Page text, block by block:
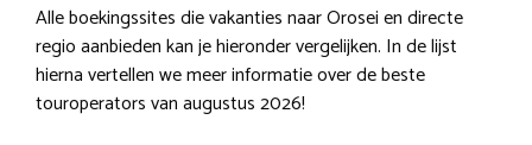
Alle boekingssites die vakanties naar Orosei en directe
regio aanbieden kan je hieronder vergelijken. In de lijst
hierna vertellen we meer informatie over de beste
touroperators van augustus 2026!